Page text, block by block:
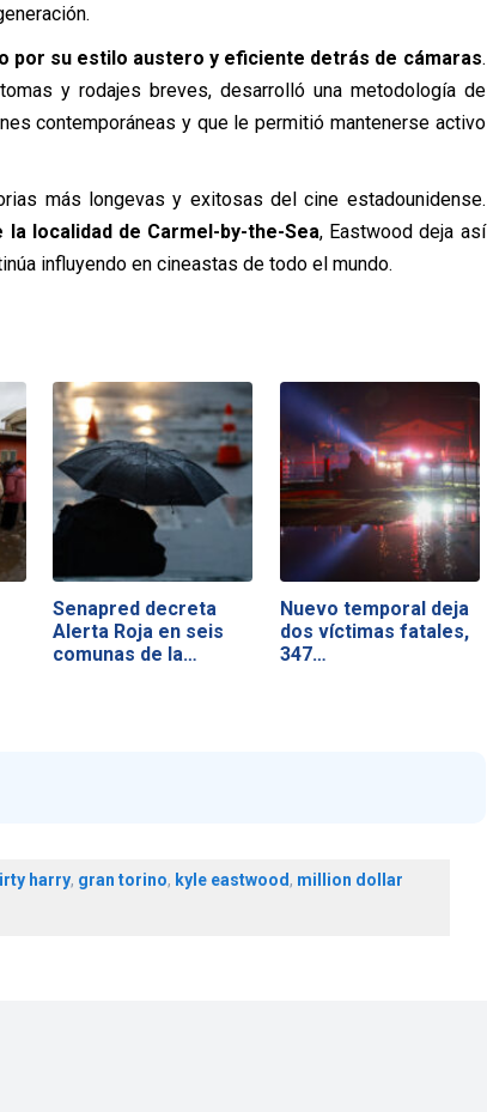
por su estilo austero y eficiente detrás de cámaras.
y rodajes breves, desarrolló una metodología de
contemporáneas y que le permitió mantenerse activo
más longevas y exitosas del cine estadounidense.
la localidad de Carmel-by-the-Sea, Eastwood deja así
influyendo en cineastas de todo el mundo.
Senapred decreta
Alerta Roja en seis
comunas de la…
Nuevo temporal deja
dos víctimas fatales,
347…
harry, gran torino, kyle eastwood, million dollar